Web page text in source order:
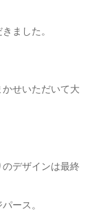
ました。
せいただいて大
デザインは最終
ース。